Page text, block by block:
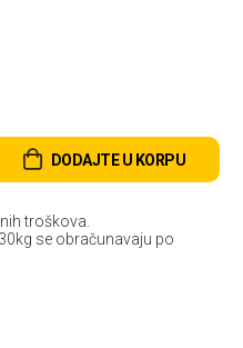
DODAJTE U KORPU
troškova.
se obračunavaju po